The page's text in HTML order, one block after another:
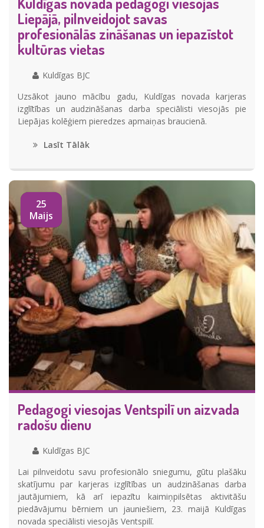
Liepājā, pilnveidojot savas
profesionālās zināšanas un iepazīstot
kultūras vietas
Kuldīgas BJC
Uzsākot jauno mācību gadu, Kuldīgas novada karjeras
izglītības un audzināšanas darba speciālisti viesojās pie
Liepājas kolēģiem pieredzes apmaiņas braucienā.
Lasīt Tālāk
25
Maijs
Pedagogi viesojas Ventspilī un aizvada
radošu dienu
Kuldīgas BJC
Lai pilnveidotu savu profesionālo sniegumu, gūtu plašāku
skatījumu par karjeras izglītības un audzināšanas darba
jautājumiem, kā arī iepazītu kaimiņpilsētas aktivitāšu
piedāvājumu bērniem un jauniešiem, 23. maijā Kuldīgas
novada speciālisti viesojās Ventspilī.